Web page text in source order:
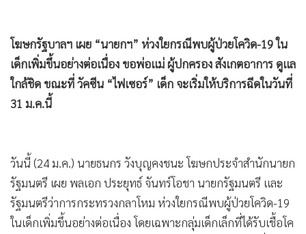
• อาชญากรรม
• Motoring
• เกม
• วิทยาศาสตร์
• อินโดจีน
• กองทุนรวม
• Celeb Online
โฆษกรัฐบาลฯ เผย “นายกฯ” ห่วงใยกรณีพบผู้ป่วยโควิด-19 ใน
เด็กเพิ่มขึ้นอย่างต่อเนื่อง ขอพ่อแม่ ผู้ปกครอง สังเกตอาการ ดูแล
ใกล้ชิด ขณะที่ วัคซีน “ไฟเซอร์” เด็ก จะเริ่มให้บริการฉีดในวันที่
31 ม.ค.นี้
วันนี้ (24 ม.ค.) นายธนกร วังบุญคงชนะ โฆษกประจำสำนักนายก
รัฐมนตรี เผย พลเอก ประยุทธ์ จันทร์โอชา นายกรัฐมนตรี และ
รัฐมนตรีว่าการกระทรวงกลาโหม ห่วงใยกรณีพบผู้ป่วยโควิด-19
ในเด็กเพิ่มขึ้นอย่างต่อเนื่อง โดยเฉพาะกลุ่มเด็กเล็กที่ได้รับเชื้อโค